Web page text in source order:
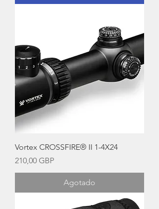
Vortex CROSSFIRE® II 1-4X24
Precio
210,00 GBP
Agotado